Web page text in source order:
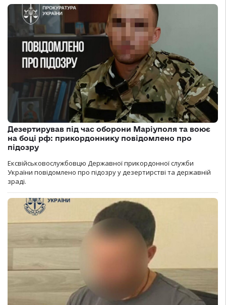
Дезертирував під час оборони Маріуполя та воює
на боці рф: прикордоннику повідомлено про
підозру
Ексвійськовослужбовцю Державної прикордонної служби
України повідомлено про підозру у дезертирстві та державній
зраді.